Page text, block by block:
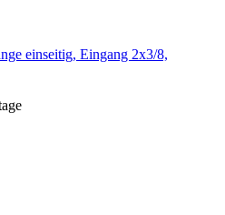
einseitig, Eingang 2x3/8,